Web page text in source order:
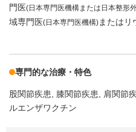
門医(日本専門医機構または日本整形
域専門医(日本専門医機構)またはリ
専門的な治療・特色
股関節疾患 膝関節疾患 肩関節
ルエンザワクチン